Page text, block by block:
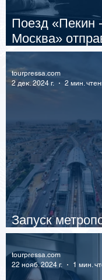
Поезд «Пекин
Москва»
пробный рейс
Запуск
Рияде: шаг к
tourpressa.com
2 дек. 2024 г.
2 мин.
tourpressa.com
22 нояб. 2024 г.
1 мин.